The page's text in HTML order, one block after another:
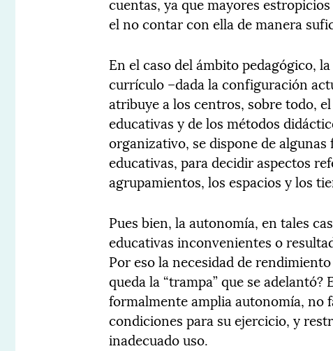
el no contar con ella de manera
En el caso del ámbito pedagógico,
currículo –dada la configuración
atribuye a los centros, sobre todo,
educativas y de los métodos
organizativo, se dispone de
educativas, para decidir aspectos
agrupamientos, los espacios y los
Pues bien, la autonomía, en tales
educativas inconvenientes o
Por eso la necesidad de
queda la “trampa” que se
formalmente amplia autonomía, no
condiciones para su ejercicio, y
inadecuado uso.